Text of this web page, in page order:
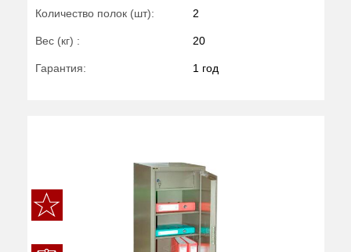
Количество полок (шт): 2
Вес (кг) : 20
Гарантия: 1 год